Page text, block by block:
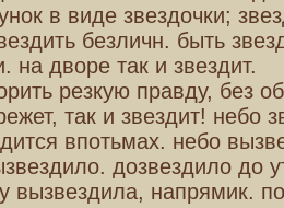
в виде звездочки;
безличн. быть
на дворе так и звездит.
резкую правду, без
так и звездит! небо
впотьмах. небо
дозвездило до
вызвездила, напрямик.